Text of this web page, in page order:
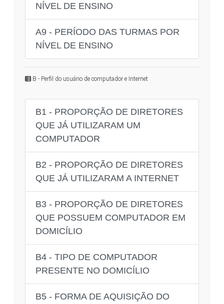
NÍVEL DE ENSINO
A9 - PERÍODO DAS TURMAS POR
NÍVEL DE ENSINO
B - Perfil do usuário de computador e Internet
B1 - PROPORÇÃO DE DIRETORES
QUE JÁ UTILIZARAM UM
COMPUTADOR
B2 - PROPORÇÃO DE DIRETORES
QUE JÁ UTILIZARAM A INTERNET
B3 - PROPORÇÃO DE DIRETORES
QUE POSSUEM COMPUTADOR EM
DOMICÍLIO
B4 - TIPO DE COMPUTADOR
PRESENTE NO DOMICÍLIO
B5 - FORMA DE AQUISIÇÃO DO